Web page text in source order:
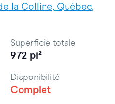
la Colline, Québec,
Superficie totale
972 pi²
Disponibilité
Complet